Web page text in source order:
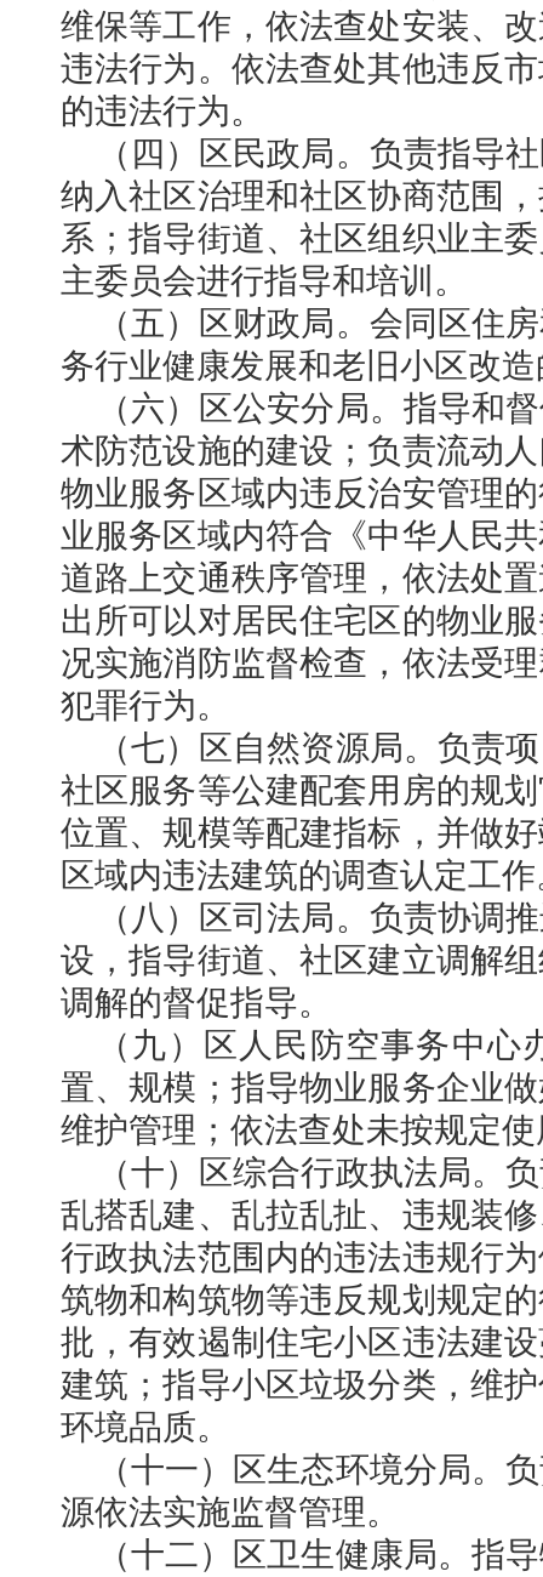
维保等工作，依法查处安装、
违法行为。依法查处其他违反
的违法行为。
（四）区民政局。负责指导
纳入社区治理和社区协商范围
系；指导街道、社区组织业主
主委员会进行指导和培训。
（五）区财政局。会同区住
务行业健康发展和老旧小区改
（六）区公安分局。指导和
术防范设施的建设；负责流动
物业服务区域内违反治安管理
业服务区域内符合《中华人民
道路上交通秩序管理，依法处
出所可以对居民住宅区的物业
况实施消防监督检查，依法受
犯罪行为。
（七）区自然资源局。负责
社区服务等公建配套用房的规
位置、规模等配建指标，并做
区域内违法建筑的调查认定工
（八）区司法局。负责协调
设，指导街道、社区建立调解
调解的督促指导。
（九）区人民防空事务中
置、规模；指导物业服务企业
维护管理；依法查处未按规定
（十）区综合行政执法局。
乱搭乱建、乱拉乱扯、违规装
行政执法范围内的违法违规行
筑物和构筑物等违反规划规定
批，有效遏制住宅小区违法建
建筑；指导小区垃圾分类，维
环境品质。
（十一）区生态环境分局。
源依法实施监督管理。
（十二）区卫生健康局。指